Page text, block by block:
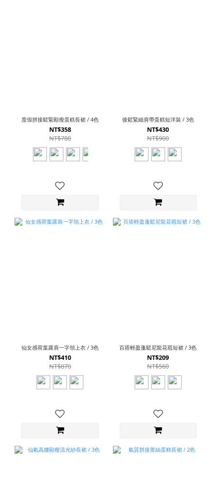
度假拼接鬆緊顯瘦蛋糕長裙 / 4色
NT$358
NT$780
後鬆緊細肩帶蛋糕短洋裝 / 3色
NT$430
NT$900
仙女感荷葉露肩一字領上衣 / 3色
NT$410
NT$870
百搭輕盈蓬鬆尼龍花苞短裙 / 3色
NT$209
NT$560